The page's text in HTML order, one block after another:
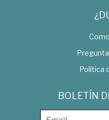
Política
BOLETÍN